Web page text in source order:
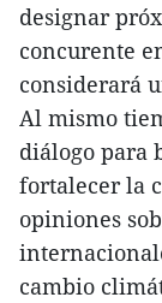
designar
concurente
considerará
Al mismo
diálogo para
fortalecer la
opiniones
cambio